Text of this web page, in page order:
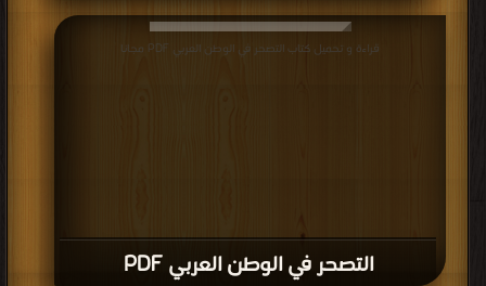
التصحر في الوطن العربي PDF
قراءة و تحميل كتاب التصحر في الوطن العربي PDF مجانا